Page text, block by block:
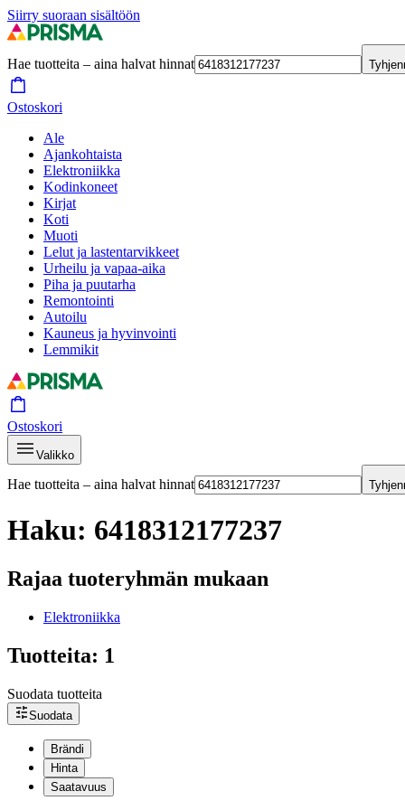
Siirry suoraan sisältöön
Hae tuotteita – aina halvat hinnat
Ostoskori
Ale
Ajankohtaista
Elektroniikka
Kodinkoneet
Kirjat
Koti
Muoti
Lelut ja lastentarvikkeet
Urheilu ja vapaa-aika
Piha ja puutarha
Remontointi
Autoilu
Kauneus ja hyvinvointi
Lemmikit
Ostoskori
Valikko
Hae tuotteita – aina halvat hinnat
Haku: 6418312177237
Rajaa tuoteryhmän mukaan
Elektroniikka
Tuotteita: 1
Suodata tuotteita
Suodata
Brändi
Hinta
Saatavuus